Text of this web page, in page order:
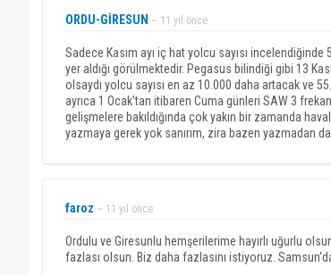
ORDU-GİRESUN ~ 11 yıl önce
Sadece Kasım ayı iç hat yolcu sayısı
yer aldığı görülmektedir. Pegasus bilindiği gibi 13
olsaydı yolcu sayısı en az 10.000 daha artacak ve
ayrıca 1 Ocak'tan itibaren Cuma günleri SAW 3
gelişmelere bakıldığında çok yakın bir zamanda
yazmaya gerek yok sanırım, zira bazen yazmadan
faroz ~ 11 yıl önce
Ordulu ve Giresunlu hemşerilerime hayırlı uğurlu
fazlası olsun. Biz daha fazlasını istiyoruz.